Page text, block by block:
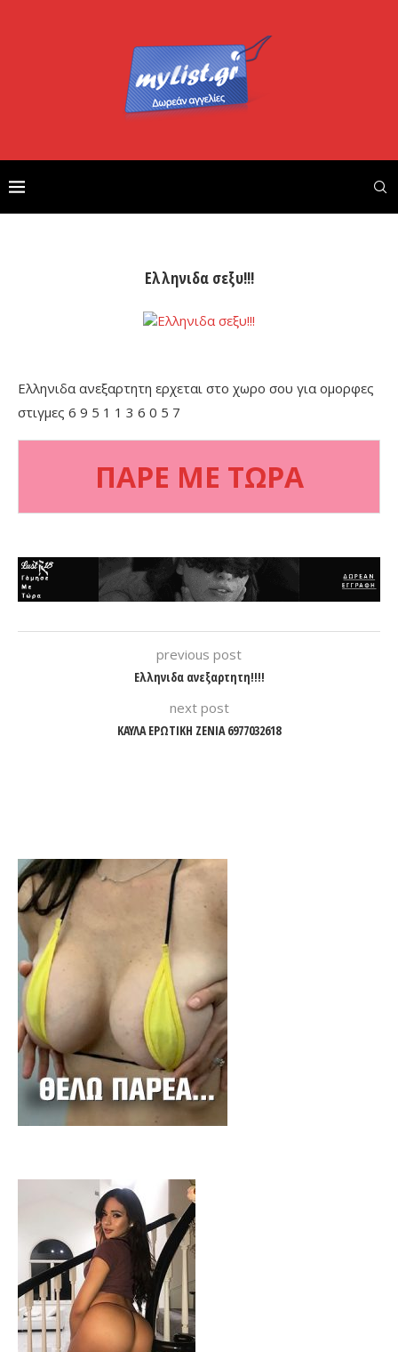
Ελληνιδα σεξυ!!!
Ελληνιδα ανεξαρτητη ερχεται στο χωρο σου για ομορφες
στιγμες 6 9 5 1 1 3 6 0 5 7
ΠΑΡΕ ΜΕ ΤΩΡΑ
previous post
Ελληνιδα ανεξαρτητη!!!!
next post
ΚΑΥΛΑ ΕΡΩΤΙΚΗ ΖΕΝΙΑ 6977032618